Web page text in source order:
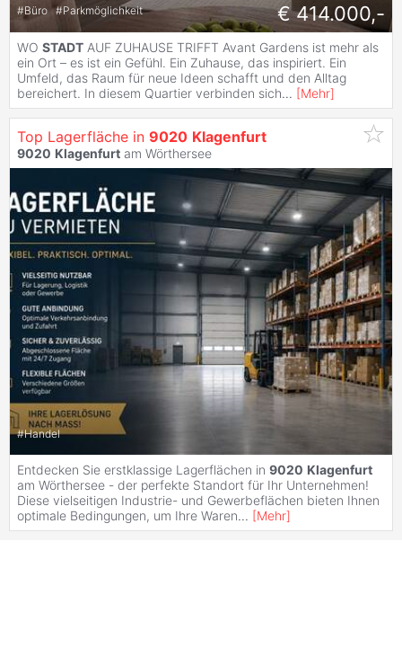
#Büro #Parkmöglichkeit € 414.000,-
WO STADT AUF ZUHAUSE TRIFFT Avant Gardens ist mehr als
ein Ort – es ist ein Gefühl. Ein Zuhause, das inspiriert. Ein
Umfeld, das Raum für neue Ideen schafft und den Alltag
bereichert. In diesem Quartier verbinden sich... [Mehr]
Top Lagerfläche in 9020 Klagenfurt
9020 Klagenfurt am Wörthersee
#Handel
Entdecken Sie erstklassige Lagerflächen in 9020 Klagenfurt
am Wörthersee - der perfekte Standort für Ihr Unternehmen!
Diese vielseitigen Industrie- und Gewerbeflächen bieten Ihnen
optimale Bedingungen, um Ihre Waren... [Mehr]